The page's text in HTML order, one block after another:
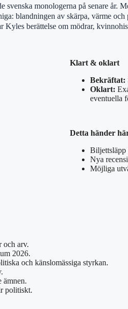
monologerna på senare
blandningen av skärpa, värme
berättelse om mödrar,
Klart & oklart
Bekräftat:
Oklart:
eventuella
Detta händer
Biljettsläpp
Nya
Möjliga
och arv.
2026.
och känslomässiga styrkan.
ämnen.
politiskt.